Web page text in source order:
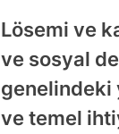
Lösemi ve
ve sosyal
genelindeki
ve temel